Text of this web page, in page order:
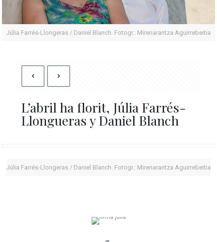
Júlia Farrés-Llongeras / Daniel Blanch. Fotogr.: Mirenarantza Aguirrebeitia
L’abril ha florit, Júlia Farrés-
Llongueras y Daniel Blanch
Júlia Farrés-Llongeras / Daniel Blanch. Fotogr.: Mirenarantza Aguirrebeitia